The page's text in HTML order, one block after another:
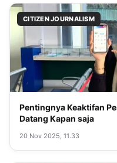
CITIZEN JOURNALISM
Pentingnya Keaktifan
Datang Kapan saja
20 Nov 2025, 11.33